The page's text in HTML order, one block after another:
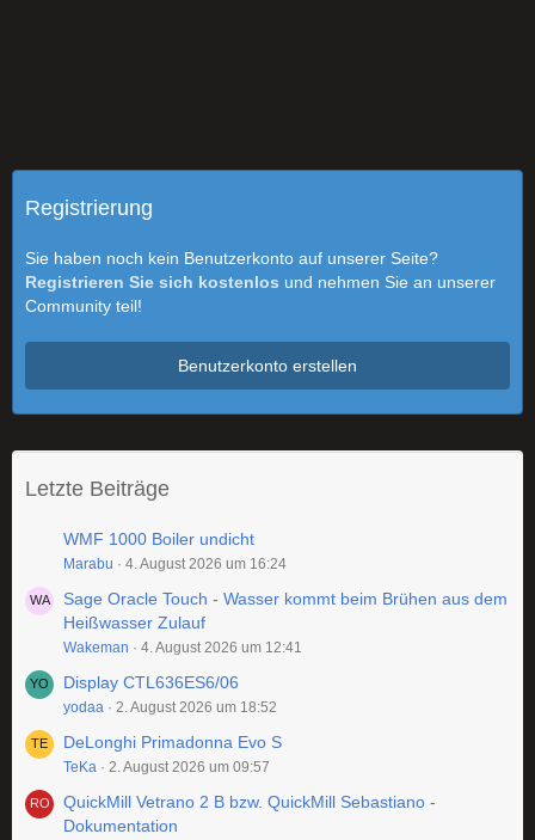
Registrierung
Sie haben noch kein Benutzerkonto auf unserer Seite?
Registrieren Sie sich kostenlos und nehmen Sie an unserer
Community teil!
Benutzerkonto erstellen
Letzte Beiträge
WMF 1000 Boiler undicht
Marabu 4. August 2026 um 16:24
Sage Oracle Touch - Wasser kommt beim Brühen aus dem
Heißwasser Zulauf
Wakeman 4. August 2026 um 12:41
Display CTL636ES6/06
yodaa 2. August 2026 um 18:52
DeLonghi Primadonna Evo S
TeKa 2. August 2026 um 09:57
QuickMill Vetrano 2 B bzw. QuickMill Sebastiano -
Dokumentation